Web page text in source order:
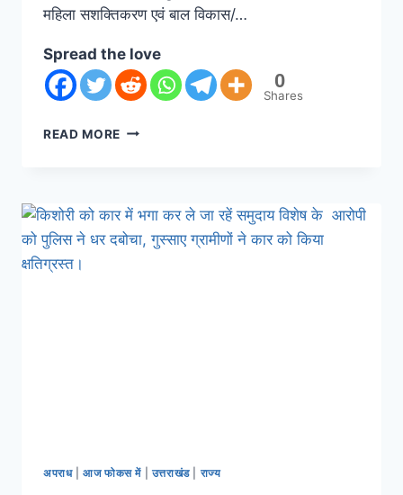
महिला सशक्तिकरण एवं बाल विकास/…
Spread the love
0
Shares
READ MORE
अपराध|आज फोकस में| उत्तराखंड| राज्य